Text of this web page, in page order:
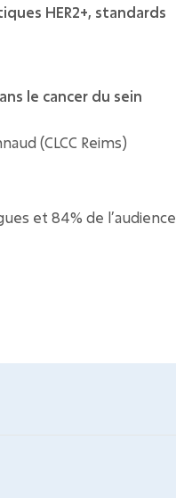
HER2+, standards
le cancer du sein
(CLCC Reims)
et 84% de l’audience